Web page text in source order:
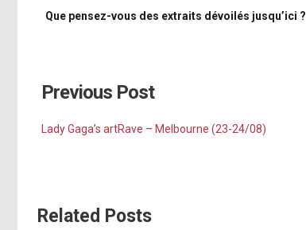
Que pensez-vous des extraits dévoilés jusqu’ici ?
Previous Post
Lady Gaga’s artRave – Melbourne (23-24/08)
Related Posts